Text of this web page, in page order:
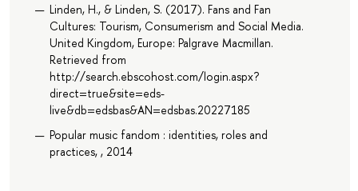
Linden, H., & Linden, S. (2017). Fans and Fan
Cultures: Tourism, Consumerism and Social Media.
United Kingdom, Europe: Palgrave Macmillan.
Retrieved from
http://search.ebscohost.com/login.aspx?
direct=true&site=eds-
live&db=edsbas&AN=edsbas.20227185
Popular music fandom : identities, roles and
practices, , 2014